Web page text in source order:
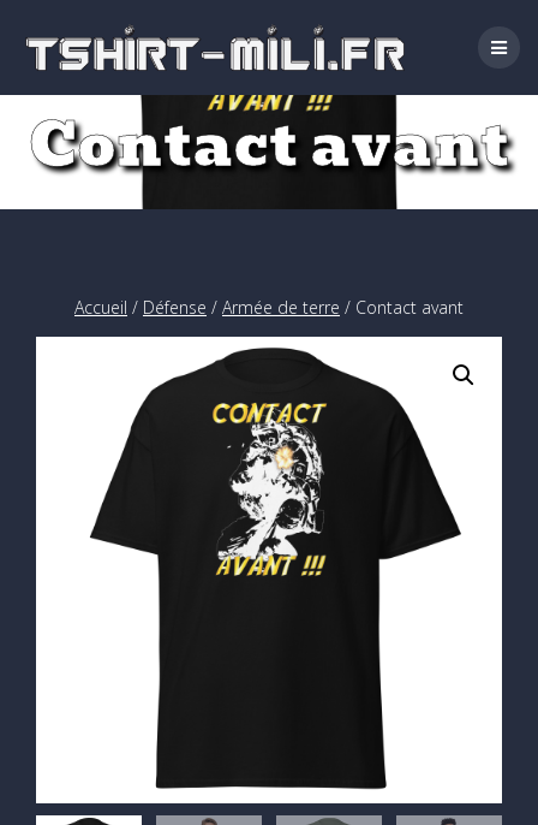
au
contenu
Contact avant
Accueil / Défense / Armée de terre / Contact avant